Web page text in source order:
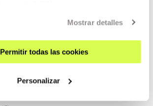
Mostrar detalles
Permitir todas las cookies
Personalizar